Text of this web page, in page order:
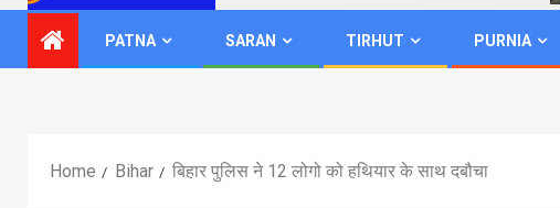
PATNA SARAN TIRHUT PURNIA
Home Bihar बिहार पुलिस ने 12 लोगो को हथियार के साथ दबौचा